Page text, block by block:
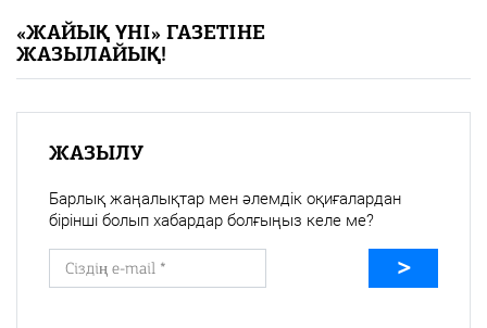
«Жайық үні» — 33 жыл
Каталог
«ЖАЙЫҚ ҮНІ» ГАЗЕТІНЕ
ЖАЗЫЛАЙЫҚ!
ЖАЗЫЛУ
Барлық жаңалықтар мен әлемдік оқиғалардан
бірінші болып хабардар болғыңыз келе ме?